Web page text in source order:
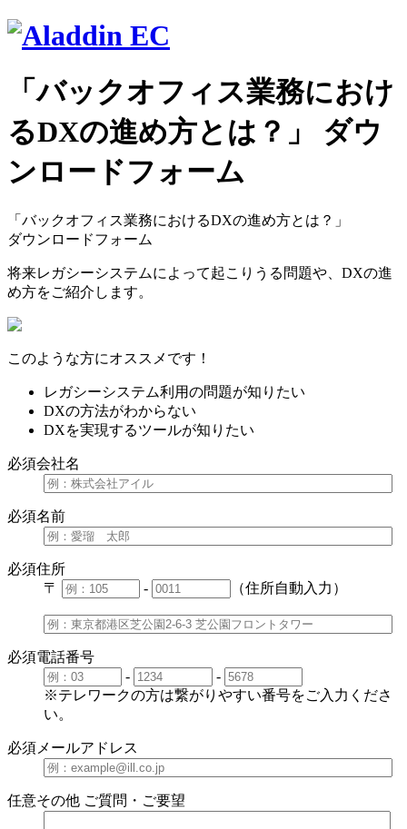
「バックオフィス業務におけ
るDXの進め方とは？」 ダウ
ンロードフォーム
「バックオフィス業務におけるDXの進め方とは？」
ダウンロードフォーム
将来レガシーシステムによって起こりうる問題や、DXの進
め方をご紹介します。
このような方にオススメです！
レガシーシステム利用の問題が知りたい
DXの方法がわからない
DXを実現するツールが知りたい
必須会社名
必須名前
必須住所
〒
- （住所自動入力）
必須電話番号
-
-
※テレワークの方は繋がりやすい番号をご入力くださ
い。
必須 メールアドレス
任意その他 ご質問・ご要望